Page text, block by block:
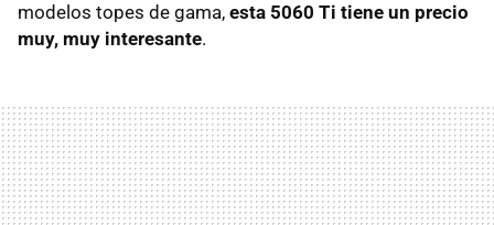
modelos topes de gama, esta 5060 Ti tiene un precio
muy, muy interesante.